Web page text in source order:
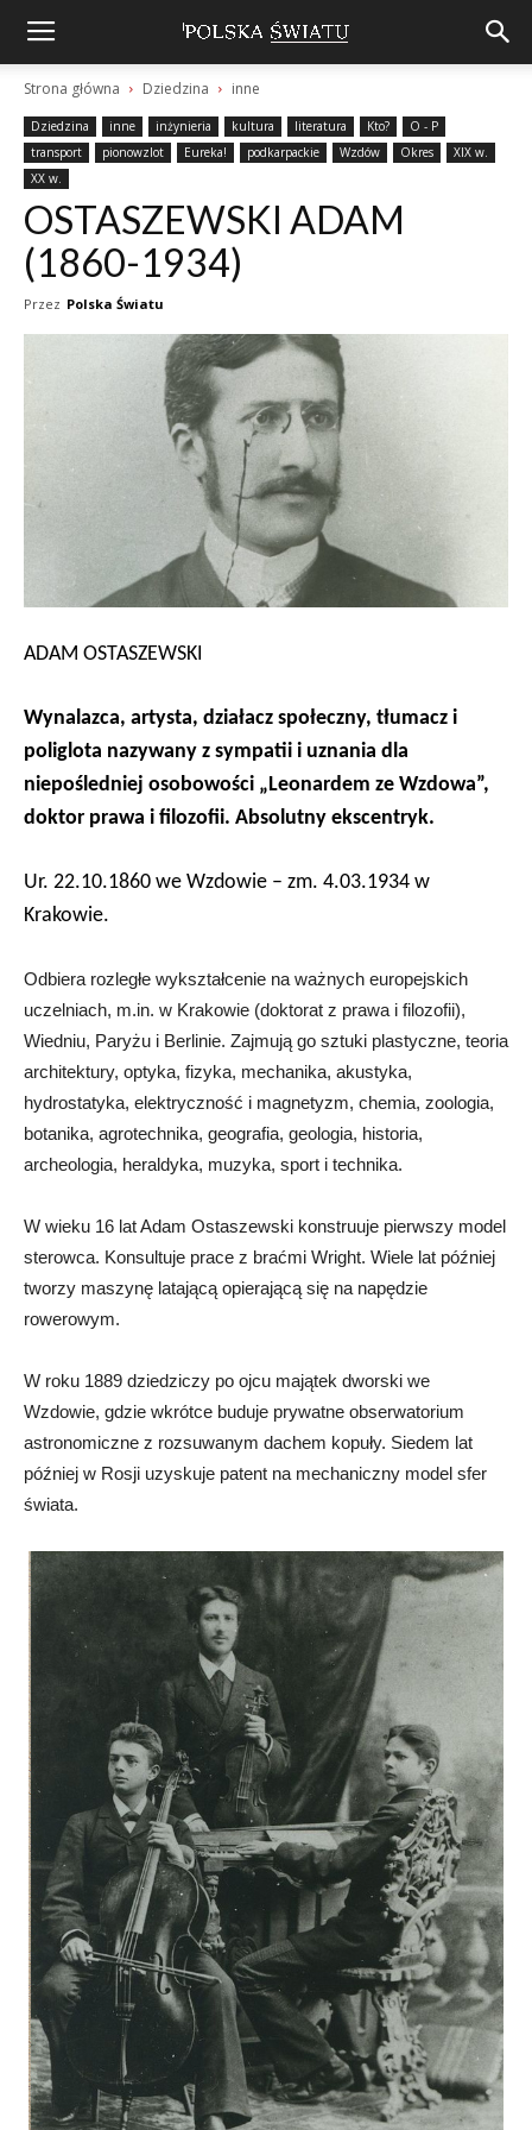
Strona główna Dziedzina inne
Dziedzina inne inżynieria kultura literatura Kto?
O - P
transport
pionowzlot Eureka! podkarpackie Wzdów Okres
XIX w.
XX w.
OSTASZEWSKI ADAM
(1860-1934)
Przez Polska Światu
ADAM OSTASZEWSKI
Wynalazca, artysta, działacz społeczny, tłumacz i
poliglota nazywany z sympatii i uznania dla
niepośledniej osobowości „Leonardem ze Wzdowa”,
doktor prawa i filozofii. Absolutny ekscentryk.
Ur. 22.10.1860 we Wzdowie – zm. 4.03.1934 w
Krakowie.
Odbiera rozległe wykształcenie na ważnych europejskich
uczelniach, m.in. w Krakowie (doktorat z prawa i filozofii),
Wiedniu, Paryżu i Berlinie. Zajmują go sztuki plastyczne, teoria
architektury, optyka, fizyka, mechanika, akustyka,
hydrostatyka, elektryczność i magnetyzm, chemia, zoologia,
botanika, agrotechnika, geografia, geologia, historia,
archeologia, heraldyka, muzyka, sport i technika.
W wieku 16 lat Adam Ostaszewski konstruuje pierwszy model
sterowca. Konsultuje prace z braćmi Wright. Wiele lat później
tworzy maszynę latającą opierającą się na napędzie
rowerowym.
W roku 1889 dziedziczy po ojcu majątek dworski we
Wzdowie, gdzie wkrótce buduje prywatne obserwatorium
astronomiczne z rozsuwanym dachem kopuły. Siedem lat
później w Rosji uzyskuje patent na mechaniczny model sfer
świata.